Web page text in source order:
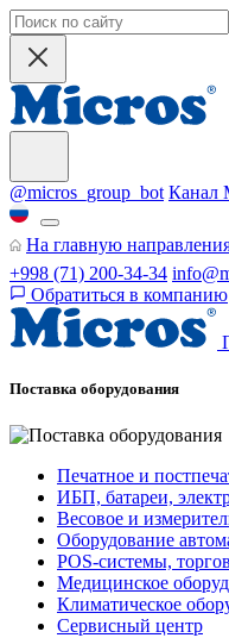
@micros_group_bot Канал
На главную
+998 (71) 200-34-34
Обратиться в компанию
Поставка оборудования
Печатное и
ИБП, батареи,
Весовое и
Оборудование
POS-системы,
Медицинское
Климатическое
Сервисный центр